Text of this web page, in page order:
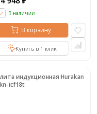
В наличии
В корзину
Купить в 1 клик
индукционная Hurakan
icf18t